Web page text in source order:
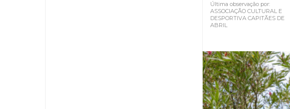
Última observação por:
ASSOCIAÇÃO CULTURAL E
DESPORTIVA CAPITÃES DE
ABRIL